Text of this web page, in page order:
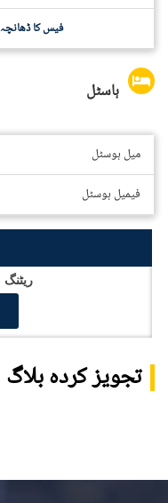
فیس کا ڈھانچہ
ہاسٹل
میل ہوسٹل
فیمیل ہوسٹل
ریٹنگ
تجویز کردہ بلاگ